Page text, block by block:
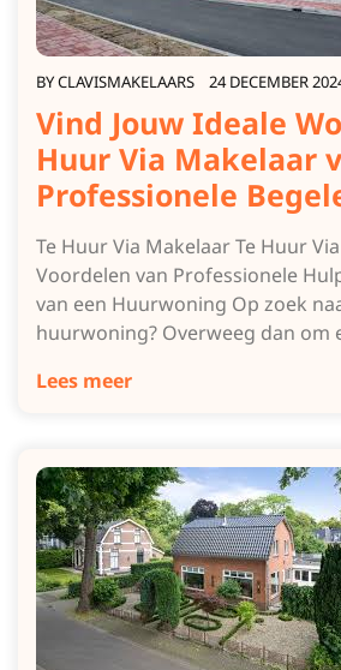
BYCLAVISMAKELAARS 24 DECEMBER
Vind Jouw Ideale
Huur Via Makelaar
Professionele
Te Huur Via Makelaar Te Huur
Voordelen van Professionele
van een Huurwoning Op zoek
huurwoning? Overweeg dan om
Lees meer